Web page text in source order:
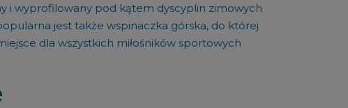
i wyprofilowany pod kątem dyscyplin zimowych
jest także wspinaczka górska, do której
dla wszystkich miłośników sportowych